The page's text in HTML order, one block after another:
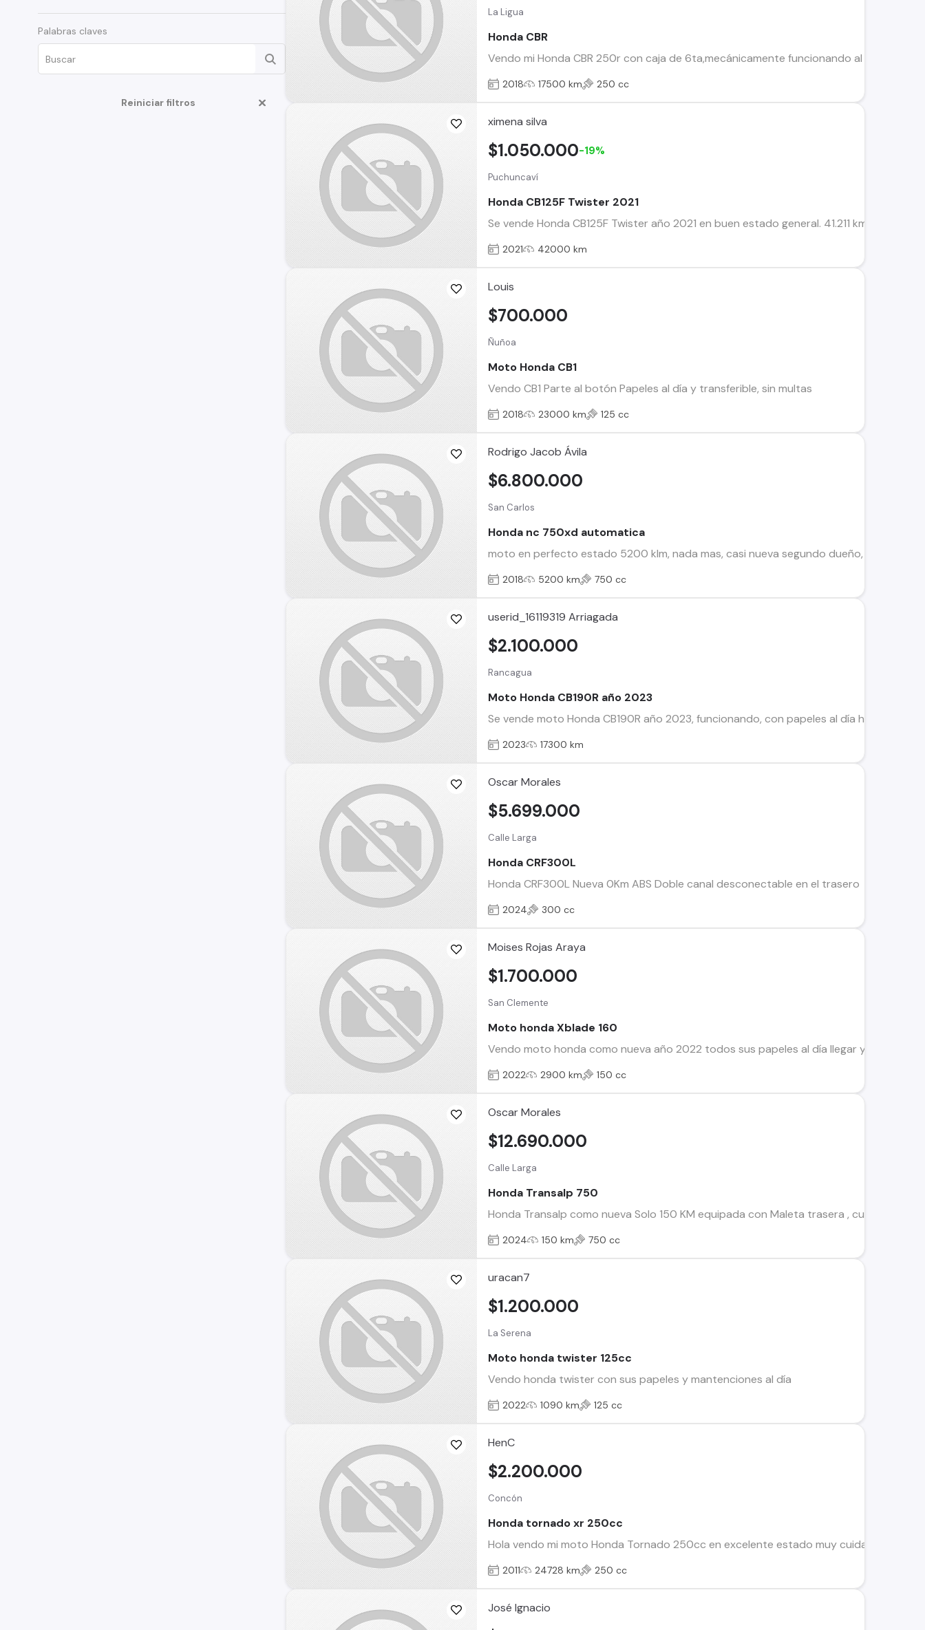
Kawasaki
CF Moto
Palabras claves
Reiniciar filtros
La Ligua
Honda CBR
Vendo mi Honda CBR 250r con caja de 6ta,mecánicamente funcionando al 100%
2018 17500 km 250 cc
ximena silva
Puchuncaví
Honda CB125F Twister 2021
Se vende Honda CB125F Twister año 2021 en buen estado general. 41.211 km Color
$1.050.000-19%
2021 42000 km
Louis
Ñuñoa
Moto Honda CB1
Vendo CB1 Parte al botón Papeles al día y transferible, sin multas
$700.000
2018 23000 km 125 cc
Rodrigo Jacob Ávila
San Carlos
Honda nc 750xd automatica
moto en perfecto estado 5200 klm, nada mas, casi nueva segundo dueño, todas
$6.800.000
2018 5200 km 750 cc
userid_16119319 Arriagada
Rancagua
Moto Honda CB190R año 2023
Se vende moto Honda CB190R año 2023, funcionando, con papeles al día hasta
$2.100.000
2023 17300 km
Oscar Morales
Calle Larga
Honda CRF300L
Honda CRF300L Nueva 0Km ABS Doble canal desconectable en el trasero
$5.699.000
2024 300 cc
Moises Rojas Araya
San Clemente
Moto honda Xblade 160
Vendo moto honda como nueva año 2022 todos sus papeles al día llegar y transferir
$1.700.000
2022 2900 km 150 cc
Oscar Morales
Calle Larga
Honda Transalp 750
Honda Transalp como nueva Solo 150 KM equipada con Maleta trasera , cubre carter
$12.690.000
2024 150 km 750 cc
uracan7
La Serena
Moto honda twister 125cc
Vendo honda twister con sus papeles y mantenciones al día
$1.200.000
2022 1090 km 125 cc
HenC
Concón
Honda tornado xr 250cc
Hola vendo mi moto Honda Tornado 250cc en excelente estado muy cuidada con
$2.200.000
2011 24728 km 250 cc
José Ignacio